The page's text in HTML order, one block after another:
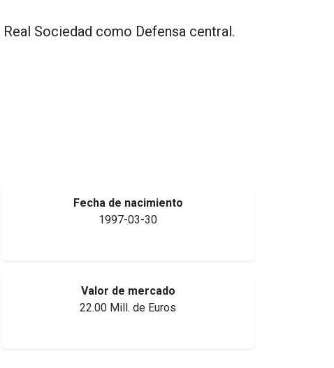
Real Sociedad como Defensa central.
Fecha de nacimiento
1997-03-30
Valor de mercado
22.00 Mill. de Euros